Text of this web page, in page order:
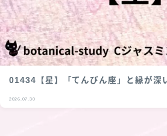
01434【星】「てんびん座」と縁が深
2026.07.30